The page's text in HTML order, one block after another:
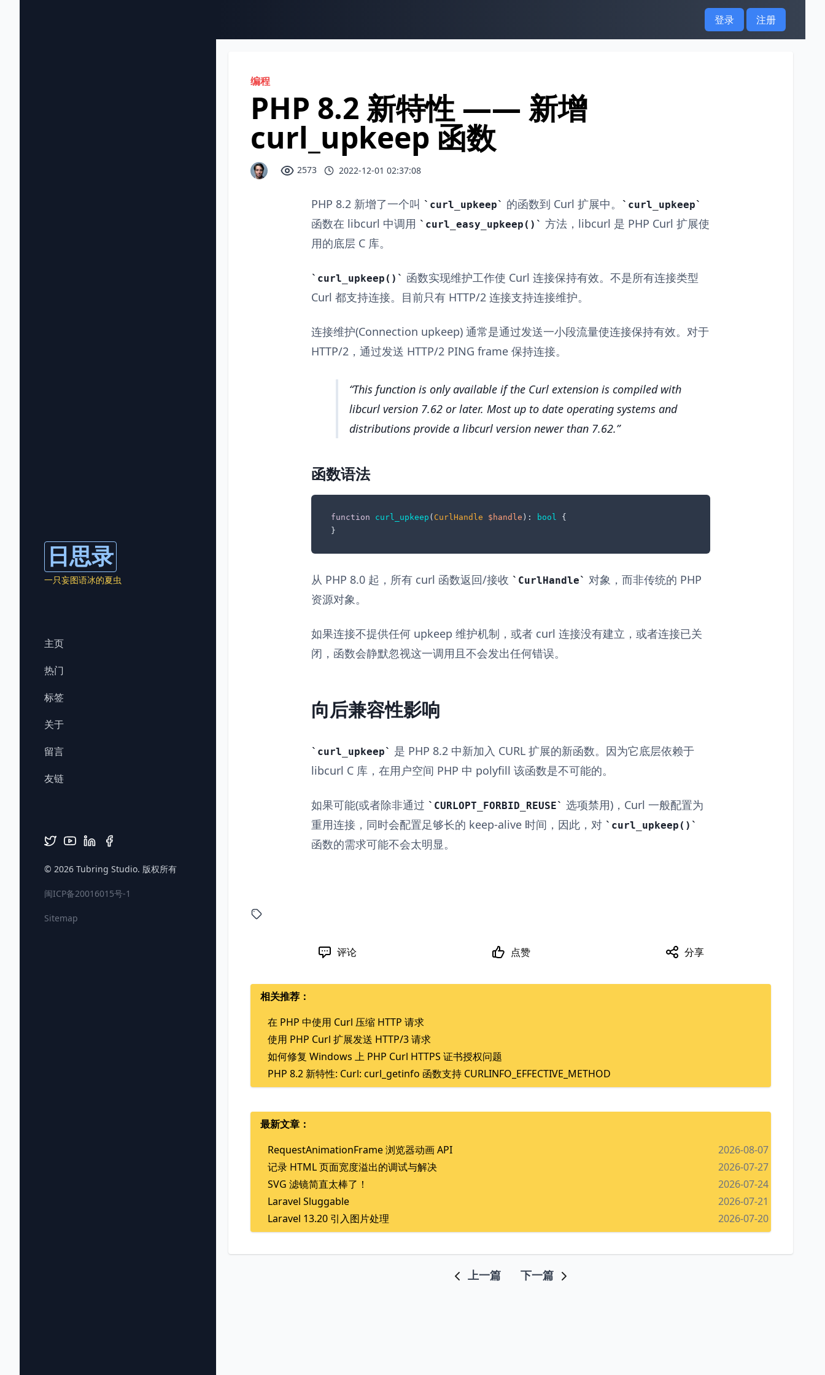
日思录
一只妄图语冰的夏虫
主页
热门
标签
关于
留言
友链
© 2026 Tubring Studio. 版权所有
闽ICP备20016015号-1
Sitemap
登录 注册
编程
PHP 8.2 新特性 —— 新增
curl_upkeep 函数
2573 2022-12-01 02:37:08
PHP 8.2 新增了一个叫 curl_upkeep 的函数到 Curl 扩展中。 curl_upkeep
函数在 libcurl 中调用 curl_easy_upkeep()
方法，libcurl 是 PHP Curl 扩展使
用的底层 C 库。
curl_upkeep()
函数实现维护工作使 Curl 连接保持有效。不是所有连接类型
Curl 都支持连接。目前只有 HTTP/2 连接支持连接维护。
连接维护(Connection upkeep) 通常是通过发送一小段流量使连接保持有效。对于
HTTP/2，通过发送 HTTP/2 PING frame 保持连接。
This function is only available if the Curl extension is compiled with
libcurl version 7.62 or later. Most up to date operating systems and
distributions provide a libcurl version newer than 7.62.
函数语法
function curl_upkeep ( CurlHandle $handle ): bool
{
}
从 PHP 8.0 起，所有 curl 函数返回/接收 CurlHandle
对象，而非传统的 PHP
资源对象。
如果连接不提供任何 upkeep 维护机制，或者 curl 连接没有建立，或者连接已关
闭，函数会静默忽视这一调用且不会发出任何错误。
向后兼容性影响
curl_upkeep
是 PHP 8.2 中新加入 CURL 扩展的新函数。因为它底层依赖于
libcurl C 库，在用户空间 PHP 中 polyfill 该函数是不可能的。
如果可能(或者除非通过 CURLOPT_FORBID_REUSE
选项禁用)，Curl 一般配置为
重用连接，同时会配置足够长的 keep-alive 时间，因此，对
curl_upkeep()
函数的需求可能不会太明显。
评论 点赞 分享
相关推荐：
在 PHP 中使用 Curl 压缩 HTTP 请求
使用 PHP Curl 扩展发送 HTTP/3 请求
如何修复 Windows 上 PHP Curl HTTPS 证书授权问题
PHP 8.2 新特性: Curl: curl_getinfo 函数支持 CURLINFO_EFFECTIVE_METHOD
最新文章：
RequestAnimationFrame 浏览器动画 API
2026-08-07
记录 HTML 页面宽度溢出的调试与解决
2026-07-27
SVG 滤镜简直太棒了！
2026-07-24
Laravel Sluggable
2026-07-21
Laravel 13.20 引入图片处理
2026-07-20
上一篇 下一篇